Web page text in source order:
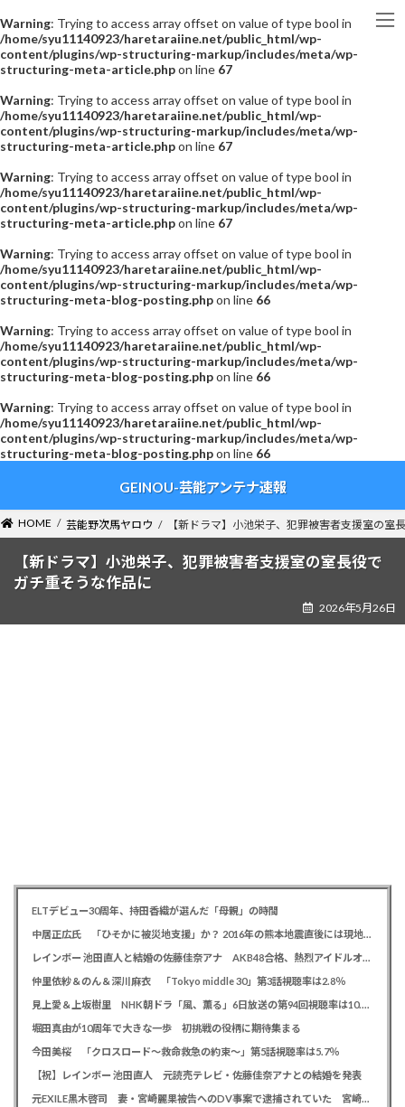
Warning: Trying to access array offset on value of type bool in
/home/syu11140923/haretaraiine.net/public_html/wp-
content/plugins/wp-structuring-markup/includes/meta/wp-
structuring-meta-article.phpon line 67
Warning: Trying to access array offset on value of type bool in
/home/syu11140923/haretaraiine.net/public_html/wp-
content/plugins/wp-structuring-markup/includes/meta/wp-
structuring-meta-article.phpon line 67
Warning: Trying to access array offset on value of type bool in
/home/syu11140923/haretaraiine.net/public_html/wp-
content/plugins/wp-structuring-markup/includes/meta/wp-
structuring-meta-article.phpon line 67
Warning: Trying to access array offset on value of type bool in
/home/syu11140923/haretaraiine.net/public_html/wp-
content/plugins/wp-structuring-markup/includes/meta/wp-
structuring-meta-blog-posting.phpon line 66
Warning: Trying to access array offset on value of type bool in
/home/syu11140923/haretaraiine.net/public_html/wp-
content/plugins/wp-structuring-markup/includes/meta/wp-
structuring-meta-blog-posting.phpon line 66
Warning: Trying to access array offset on value of type bool in
/home/syu11140923/haretaraiine.net/public_html/wp-
content/plugins/wp-structuring-markup/includes/meta/wp-
structuring-meta-blog-posting.phpon line 66
ン
ツ
ー
シ
GEINOU-芸能アンテナ速報
HOME 芸能野次馬ヤロウ 【新ドラマ】小池栄子、犯罪被害者支援室の室
【新ドラマ】小池栄子、犯罪被害者支援室の室長役で
ガチ重そうな作品に
2026年5月26日
ELTデビュー30周年、持田香織が選んだ「母親」の時間
中居正広氏 「ひそかに被災地支援」か？ 2016年の熊本地震直後には現地で炊き出し 親友・松本人志の闘病に心を痛め、頻繁に連絡も
レインボー 池田直人と結婚の佐藤佳奈アナ AKB48合格、熱烈アイドルオタク「さかなちゃん」として人気に、7月末に読売テレビ退社
仲里依紗＆のん＆深川麻衣 「Tokyo middle 30」第3話視聴率は2.8％
見上愛＆上坂樹里 NHK朝ドラ「風、薫る」6日放送の第94回視聴率は10.4％
堀田真由が10周年で大きな一歩 初挑戦の役柄に期待集まる
今田美桜 「クロスロード～救命救急の約束～」第5話視聴率は5.7％
【祝】レインボー 池田直人 元読売テレビ・佐藤佳奈アナとの結婚を発表
元EXILE黒木啓司 妻・宮崎麗果被告へのDV事案で逮捕されていた 宮崎は全身打撲、頭部裂傷及び打撲、頸部損傷の怪我